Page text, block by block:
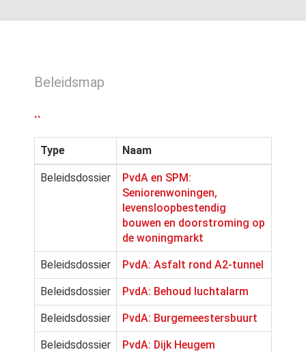
Beleidsmap
..
Type Naam
Beleidsdossier
PvdA en SPM:
Seniorenwoningen,
levensloopbestendig
bouwen en doorstroming op
de woningmarkt
Beleidsdossier PvdA: Asfalt rond A2-tunnel
Beleidsdossier PvdA: Behoud luchtalarm
Beleidsdossier PvdA: Burgemeestersbuurt
Beleidsdossier PvdA: Dijk Heugem